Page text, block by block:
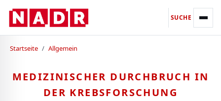
SUCHE
Startseite / Allgemein
MEDIZINISCHER DURCHBRUCH IN
DER KREBSFORSCHUNG